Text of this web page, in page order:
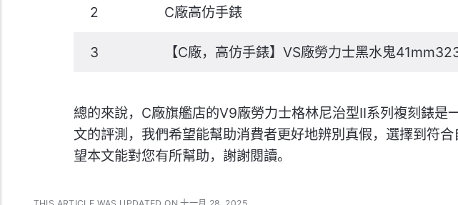
2 C廠高仿手錶
3 【C廠，高仿手錶】VS廠勞力士黑水鬼
總的來說，C廠旗艦店的V9廠勞力士格林尼治型II系列複刻錶是
文的評測，我們希望能幫助消費者更好地辨別真假，選擇到符
望本文能對您有所幫助，謝謝閱讀。